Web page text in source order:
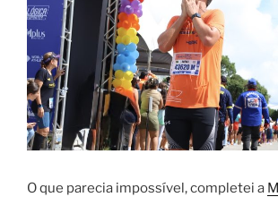
O que parecia impossível, completei a